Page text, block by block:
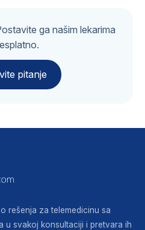
ga našim lekarima
pitanje
rešenja za telemedicinu sa
u svakoj konsultaciji i pretvara ih